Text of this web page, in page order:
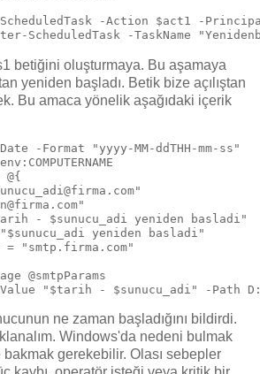
ScheduledTask -Action $act1 -
ScheduledTask -TaskName
betiğini oluşturmaya. Bu aşamaya
yeniden başladı. Betik bize açılıştan
Bu amaca yönelik aşağıdaki içerik
-Format "yyyy-MM-ddTHH-mm-ss"
@{
- $sunucu_adi yeniden basladi"
yeniden basladi"
"smtp.firma.com"
@smtpParams
Value "$tarih - $sunucu_adi" -Path
ne zaman başladığını bildirdi.
Windows'da nedeni bulmak
bakmak gerekebilir. Olası sebepler